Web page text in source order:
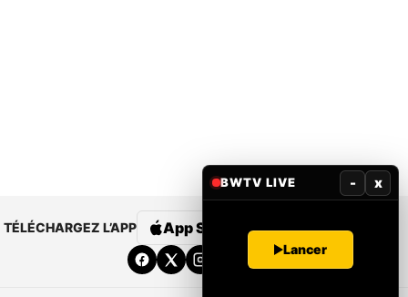
TÉLÉCHARGEZ L’APP App Store Google Play
BWTV LIVE - x
Lancer